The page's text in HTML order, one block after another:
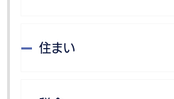
住まい